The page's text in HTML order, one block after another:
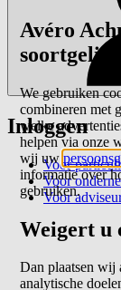
Inloggen
Voor
Voor
Voor
Avéro
We gebruiken
combineren met
welke
helpen via onze
wij uw
informatie over
gebruiken.
Weigert u
Dan plaatsen wij
analytische